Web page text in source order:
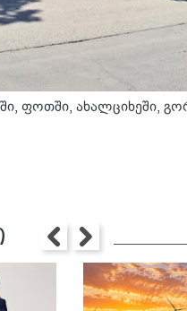
ფოთში, ახალციხეში,